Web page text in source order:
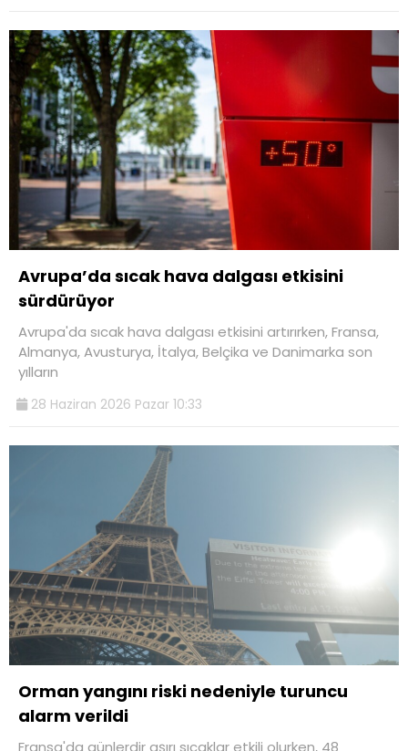
Avrupa’da sıcak hava dalgası etkisini
sürdürüyor
Avrupa'da sıcak hava dalgası etkisini artırırken, Fransa,
Almanya, Avusturya, İtalya, Belçika ve Danimarka son
yılların
28 Haziran 2026 Pazar 10:33
Orman yangını riski nedeniyle turuncu
alarm verildi
Fransa'da günlerdir aşırı sıcaklar etkili olurken, 48